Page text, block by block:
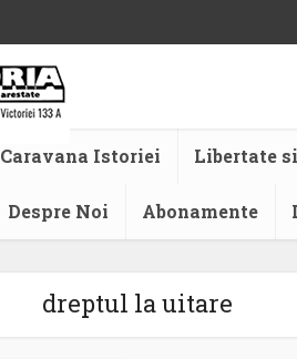
Caravana Istoriei Libertate
Despre Noi Abonamente
dreptul la uitare